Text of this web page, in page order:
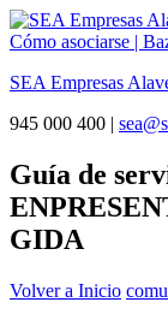
Cómo asociarse |
SEA Empresas
945 000 400 |
Guía de
GIDA
Volver a Inicio